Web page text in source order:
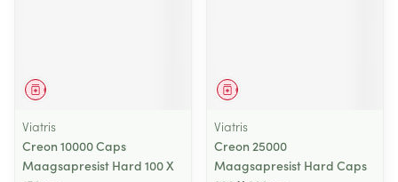
Geneesmiddel
Viatris
Creon 10000 Caps
Maagsapresist Hard 100 X
Geneesmiddel
Viatris
Creon 25000
Maagsapresist Hard Caps